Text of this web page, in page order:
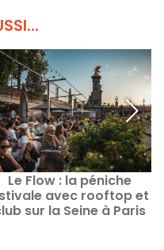
Le Flow : la péniche
avec rooftop et
sur la Seine à Paris